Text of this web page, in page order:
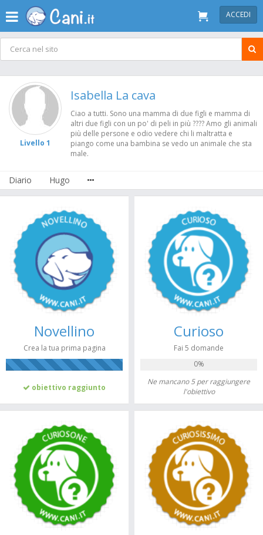
ACCEDI
Livello 1
Isabella La cava
Ciao a tutti. Sono una mamma di due figli e mamma di
altri due figli con un po' di peli in più ???? Amo gli animali
più delle persone e odio vedere chi li maltratta e
piango come una bambina se vedo un animale che sta
male.
Diario Hugo
Novellino
Crea la tua prima pagina
obiettivo raggiunto
Curioso
Fai 5 domande
0%
Ne mancano 5 per raggiungere
l'obiettivo